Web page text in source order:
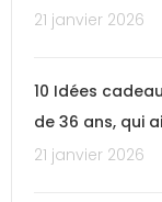
21 janvier 2026
10 Idées
de 36 ans, qui
21 janvier 2026